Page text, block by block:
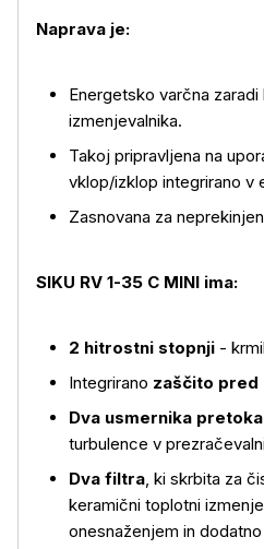
Naprava je:
Energetsko varčna
izmenjevalnika.
Takoj pripravljena na
vklop/izklop integrirano v
Zasnovana za
SIKU RV 1-35 C MINI ima:
2 hitrostni stopnji -
Integrirano zaščito
Dva usmernika pretoka
turbulence v
Dva filtra, ki skrbita za
keramični toplotni
onesnaženjem in